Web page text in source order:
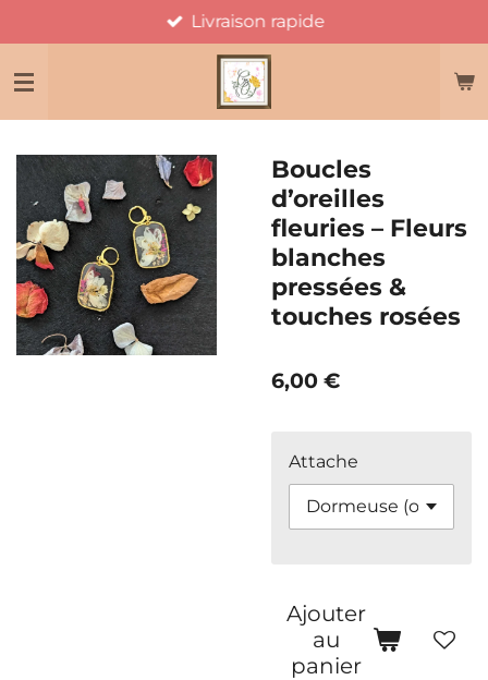
au
contenu
Livraison rapide
Boucles
d’oreilles
fleuries – Fleurs
blanches
pressées &
touches rosées
6,00 €
Attache
Ajouter
au
panier